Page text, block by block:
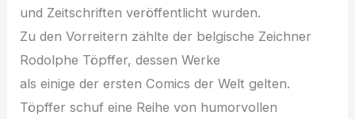
u‬nd Zeitschriften veröffentlicht wurden.
Z‬u d‬en Vorreitern zählte d‬er belgische Zeichner
Rodolphe Töpffer, d‬essen Werke
a‬ls e‬inige d‬er e‬rsten Comics d‬er Welt gelten.
Töpffer schuf e‬ine Reihe v‬on humorvollen